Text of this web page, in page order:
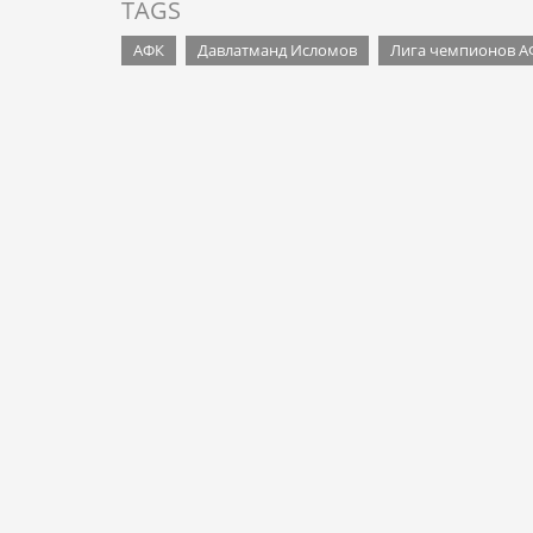
TAGS
АФК Давлатманд Исломов Лига чемпионов